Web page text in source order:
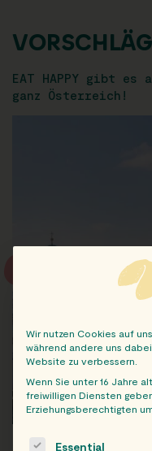
EAT HAPPY gibt
ganz Österreich!
Wir nutzen Cookies auf
während andere uns
Website zu verbessern.
Wenn Sie unter 16 Jahre
freiwilligen Diensten
Erziehungsberechtigten
The following is a
Essential